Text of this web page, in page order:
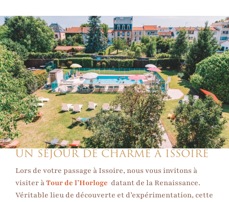
UN SÉJOUR DE CHARME À ISSOIRE
Lors de votre passage à Issoire, nous vous invitons à
visiter àTour de l’Horloge datant de la Renaissance.
Véritable lieu de découverte et d’expérimentation, cette